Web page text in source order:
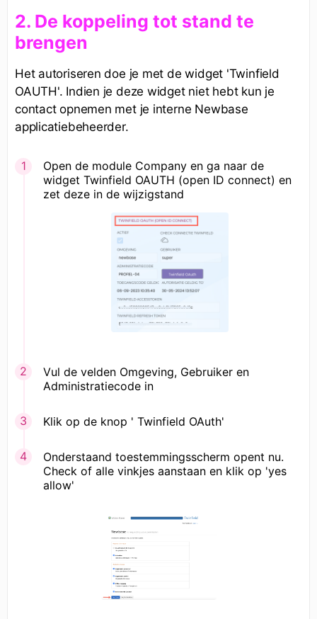
2. De koppeling tot stand te
brengen
Het autoriseren doe je met de widget 'Twinfield
OAUTH'. Indien je deze widget niet hebt kun je
contact opnemen met je interne Newbase
applicatiebeheerder.
Open de module Company en ga naar de
widget Twinfield OAUTH (open ID connect) en
zet deze in de wijzigstand
Vul de velden Omgeving, Gebruiker en
Administratiecode in
Klik op de knop ' Twinfield OAuth'
Onderstaand toestemmingsscherm opent nu.
Check of alle vinkjes aanstaan en klik op 'yes
allow'